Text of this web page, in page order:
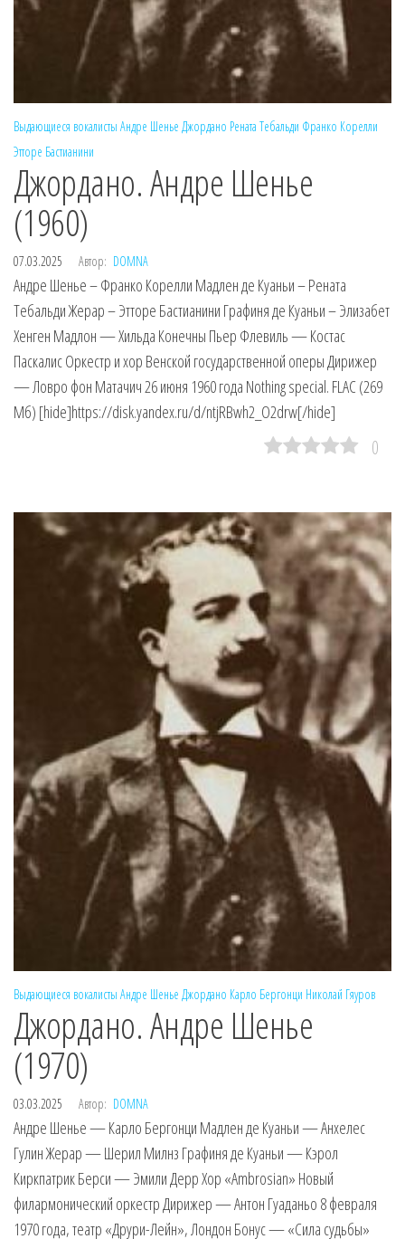
Выдающиеся вокалисты Андре Шенье Джордано Рената Тебальди Франко Корелли
Этторе Бастианини
Джордано. Андре Шенье
(1960)
07.03.2025 Автор: DOMNA
Андре Шенье – Франко Корелли Мадлен де Куаньи – Рената
Тебальди Жерар – Этторе Бастианини Графиня де Куаньи – Элизабет
Хенген Мадлон — Хильда Конечны Пьер Флевиль — Костас
Паскалис Оркестр и хор Венской государственной оперы Дирижер
— Ловро фон Матачич 26 июня 1960 года Nothing special. FLAC (269
Мб) [hide]https://disk.yandex.ru/d/ntjRBwh2_O2drw[/hide]
0
Выдающиеся вокалисты Андре Шенье Джордано Карло Бергонци Николай Гяуров
Джордано. Андре Шенье
(1970)
03.03.2025 Автор: DOMNA
Андре Шенье — Карло Бергонци Мадлен де Куаньи — Анхелес
Гулин Жерар — Шерил Милнз Графиня де Куаньи — Кэрол
Киркпатрик Берси — Эмили Дерр Хор «Ambrosian» Новый
филармонический оркестр Дирижер — Антон Гуаданьо 8 февраля
1970 года, театр «Друри-Лейн», Лондон Бонус — «Сила судьбы»